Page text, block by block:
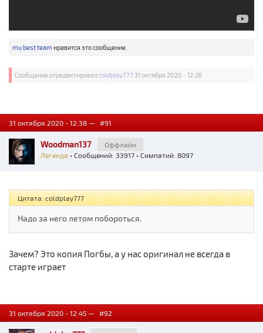
mu best team нравится это сообщение.
Сообщение отредактировалcoldplay777 31 октября 2020 - 12:26
31 октября 2020 - 12:38 — #91
Woodman137
Оффлайн
Легенда • Сообщений: 33917 • Симпатий: 8097
Цитата: coldplay777
Надо за него летом побороться.
Зачем? Это копия Погбы, а у нас оригинал не всегда в
старте играет
31 октября 2020 - 12:45 — #92